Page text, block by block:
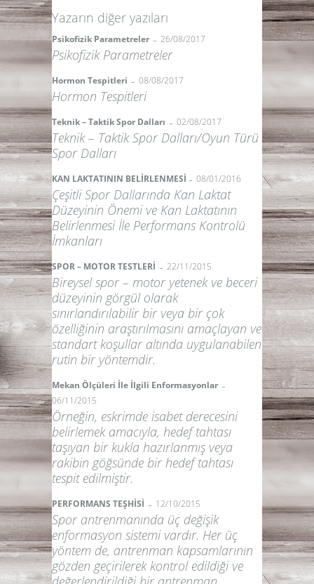
Yazarın diğer yazıları
Psikofizik Parametreler - 26/08/2017
Psikofizik Parametreler
Hormon Tespitleri - 08/08/2017
Hormon Tespitleri
Teknik – Taktik Spor Dalları - 02/08/2017
Teknik – Taktik Spor Dalları/Oyun Türü
Spor Dalları
KAN LAKTATININ BELİRLENMESİ - 08/01/2016
Çeşitli Spor Dallarında Kan Laktat
Düzeyinin Önemi ve Kan Laktatının
Belirlenmesi İle Performans Kontrolü
İmkanları
SPOR – MOTOR TESTLERİ - 22/11/2015
Bireysel spor – motor yetenek ve beceri
düzeyinin görgül olarak
sınırlandırılabilir bir veya bir çok
özelliğinin araştırılmasını amaçlayan ve
standart koşullar altında uygulanabilen
rutin bir yöntemdir.
Mekan Ölçüleri İle İlgili Enformasyonlar -
06/11/2015
Örneğin, eskrimde isabet derecesini
belirlemek amacıyla, hedef tahtası
taşıyan bir kukla hazırlanmış veya
rakibin göğsünde bir hedef tahtası
tespit edilmiştir.
PERFORMANS TEŞHİSİ - 12/10/2015
Spor antrenmanında üç değişik
enformasyon sistemi vardır. Her üç
yöntem de, antrenman kapsamlarının
gözden geçirilerek kontrol edildiği ve